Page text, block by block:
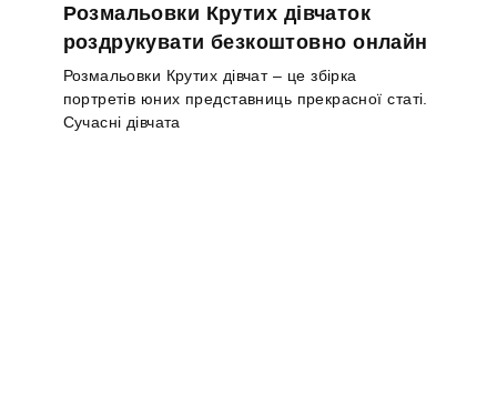
Розмальовки Крутих дівчаток
роздрукувати безкоштовно онлайн
Розмальовки Крутих дівчат – це збірка
портретів юних представниць прекрасної статі.
Сучасні дівчата